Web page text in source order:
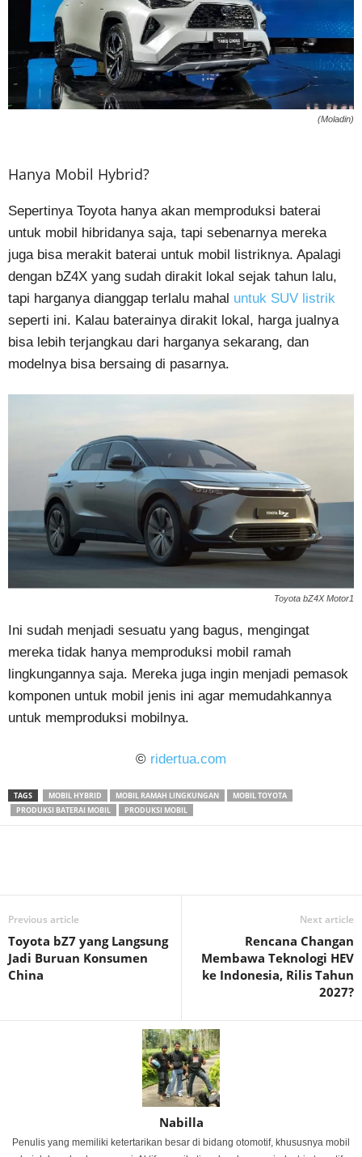
(Moladin)
Hanya Mobil Hybrid?
Sepertinya Toyota hanya akan memproduksi baterai
untuk mobil hibridanya saja, tapi sebenarnya mereka
juga bisa merakit baterai untuk mobil listriknya. Apalagi
dengan bZ4X yang sudah dirakit lokal sejak tahun lalu,
tapi harganya dianggap terlalu mahal untuk SUV listrik
seperti ini. Kalau baterainya dirakit lokal, harga jualnya
bisa lebih terjangkau dari harganya sekarang, dan
modelnya bisa bersaing di pasarnya.
Toyota bZ4X Motor1
Ini sudah menjadi sesuatu yang bagus, mengingat
mereka tidak hanya memproduksi mobil ramah
lingkungannya saja. Mereka juga ingin menjadi pemasok
komponen untuk mobil jenis ini agar memudahkannya
untuk memproduksi mobilnya.
© ridertua.com
TAGS MOBIL HYBRID MOBIL RAMAH LINGKUNGAN
MOBIL TOYOTA
PRODUKSI BATERAI MOBIL
PRODUKSI MOBIL
Previous article
Toyota bZ7 yang Langsung
Jadi Buruan Konsumen
China
Next article
Rencana Changan
Membawa Teknologi HEV
ke Indonesia, Rilis Tahun
2027?
Nabilla
Penulis yang memiliki ketertarikan besar di bidang otomotif, khususnya mobil